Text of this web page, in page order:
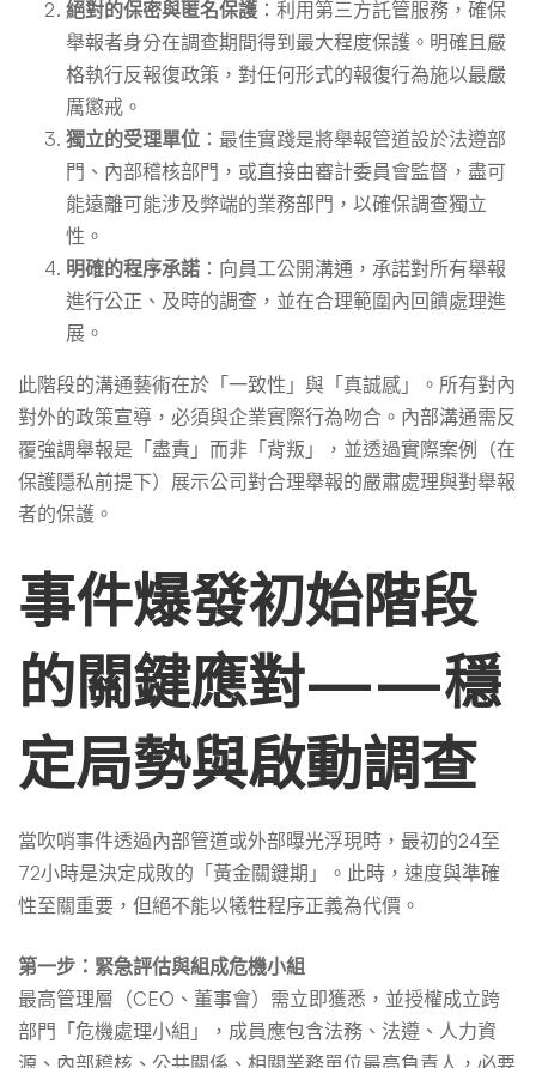
絕對的保密與匿名保護 ：利用第三方託管服務，確保
舉報者身分在調查期間得到最大程度保護。明確且嚴
格執行反報復政策，對任何形式的報復行為施以最嚴
厲懲戒。
獨立的受理單位 ：最佳實踐是將舉報管道設於法遵部
門、內部稽核部門，或直接由審計委員會監督，盡可
能遠離可能涉及弊端的業務部門，以確保調查獨立
性。
明確的程序承諾 ：向員工公開溝通，承諾對所有舉報
進行公正、及時的調查，並在合理範圍內回饋處理進
展。
此階段的溝通藝術在於「一致性」與「真誠感」。所有對內
對外的政策宣導，必須與企業實際行為吻合。內部溝通需反
覆強調舉報是「盡責」而非「背叛」，並透過實際案例（在
保護隱私前提下）展示公司對合理舉報的嚴肅處理與對舉報
者的保護。
事件爆發初始階段
的關鍵應對——穩
定局勢與啟動調查
當吹哨事件透過內部管道或外部曝光浮現時，最初的24至
72小時是決定成敗的「黃金關鍵期」。此時，速度與準確
性至關重要，但絕不能以犧牲程序正義為代價。
第一步：緊急評估與組成危機小組
最高管理層（CEO、董事會）需立即獲悉，並授權成立跨
部門「危機處理小組」，成員應包含法務、法遵、人力資
源、內部稽核、公共關係、相關業務單位最高負責人，必要